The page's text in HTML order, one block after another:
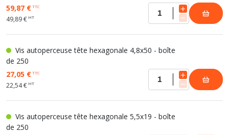
59,87 €TTC
49,89 € HT
Vis autoperceuse tête hexagonale 4,8x50 - boîte
de 250
27,05 €TTC
22,54 € HT
Vis autoperceuse tête hexagonale 5,5x19 - boîte
de 250